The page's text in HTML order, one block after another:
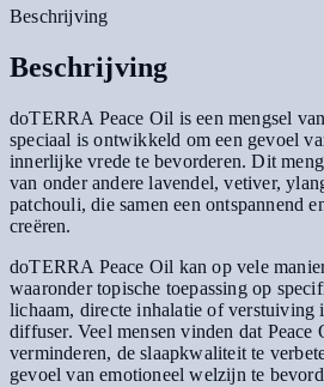
Beschrijving
Beschrijving
doTERRA Peace Oil is een mengsel
speciaal is ontwikkeld om een gevoel
innerlijke vrede te bevorderen. Dit
van onder andere lavendel, vetiver,
patchouli, die samen een ontspannend
creëren.
doTERRA Peace Oil kan op vele
waaronder topische toepassing op
lichaam, directe inhalatie of verstuiving
diffuser. Veel mensen vinden dat Peace
verminderen, de slaapkwaliteit te
gevoel van emotioneel welzijn te